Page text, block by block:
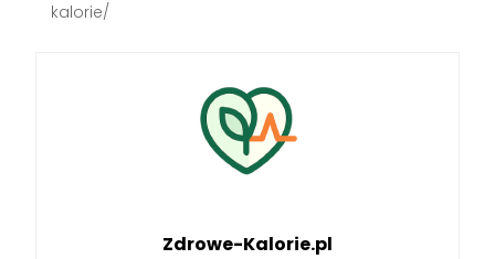
kalorie/
Zdrowe-Kalorie.pl